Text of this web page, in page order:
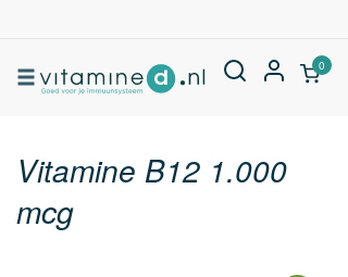
0
Vitamine B12 1.000
mcg